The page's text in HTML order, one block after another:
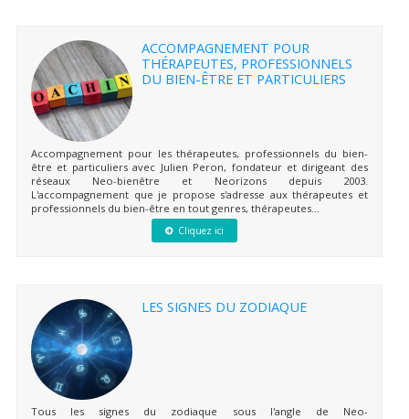
ACCOMPAGNEMENT POUR
THÉRAPEUTES, PROFESSIONNELS
DU BIEN-ÊTRE ET PARTICULIERS
Accompagnement pour les thérapeutes, professionnels du bien-
être et particuliers avec Julien Peron, fondateur et dirigeant des
réseaux Neo-bienêtre et Neorizons depuis 2003.
L'accompagnement que je propose s'adresse aux thérapeutes et
professionnels du bien-être en tout genres, thérapeutes...
Cliquez ici
LES SIGNES DU ZODIAQUE
Tous les signes du zodiaque sous l'angle de Neo-